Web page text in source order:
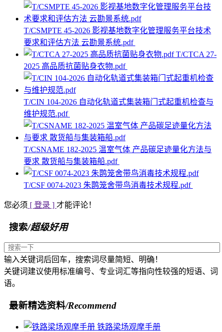
T/CSMPTE 45-2026 影视基地数字化管理服务平台技术
要求和评估方法 云勘景系统.pdf
T/CTCA 27-
2025 高品质抗菌贴身衣物.pdf
T/CIN 104-2026 自动化轨道式集装箱门式起重机检查与
维护规范.pdf
T/CSNAME 182-2025 温室气体 产品碳足迹量化方法与
要求 散货船与集装箱船.pdf
T/CSF 0074-2023 朱鹮笼舍带鸟消毒技术规程.pdf
您必须 [ 登录 ] 才能评论！
搜索/超级好用
输入关键词后回车，搜索词尽量简短、明确！
关键词建议使用标准编号、专业词汇等指向性较强的短语、词
语。
最新精选资料/Recommend
铁路梁场观摩手册